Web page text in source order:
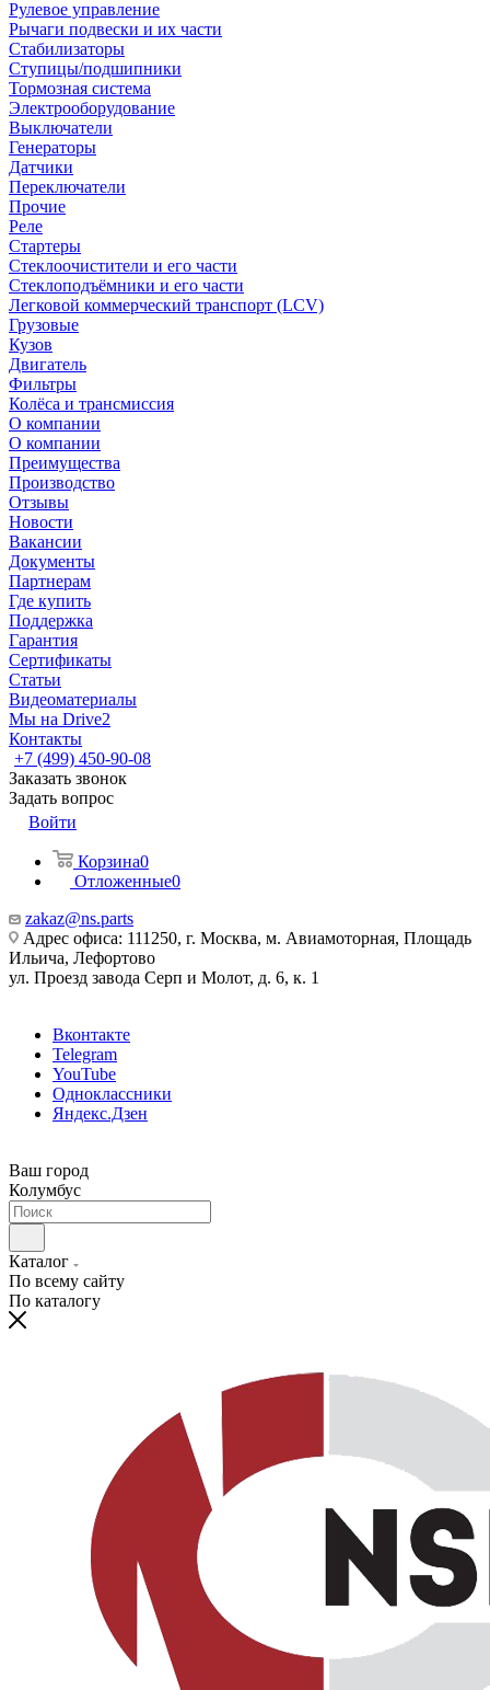
Рулевое управление
Рычаги подвески и их части
Стабилизаторы
Ступицы/подшипники
Тормозная система
Электрооборудование
Выключатели
Генераторы
Датчики
Переключатели
Прочие
Реле
Стартеры
Стеклоочистители и его части
Стеклоподъёмники и его части
Легковой коммерческий транспорт (LCV)
Грузовые
Кузов
Двигатель
Фильтры
Колёса и трансмиссия
О компании
О компании
Преимущества
Производство
Отзывы
Новости
Вакансии
Документы
Партнерам
Где купить
Поддержка
Гарантия
Сертификаты
Статьи
Видеоматериалы
Мы на Drive2
Контакты
+7 (499) 450-90-08
Заказать звонок
Задать вопрос
Войти
Корзина0
Отложенные0
zakaz@ns.parts
Адрес офиса: 111250, г. Москва, м. Авиамоторная, Площадь
Ильича, Лефортово
ул. Проезд завода Серп и Молот, д. 6, к. 1
Вконтакте
Telegram
YouTube
Одноклассники
Яндекс.Дзен
Ваш город
Колумбус
Каталог
По всему сайту
По каталогу